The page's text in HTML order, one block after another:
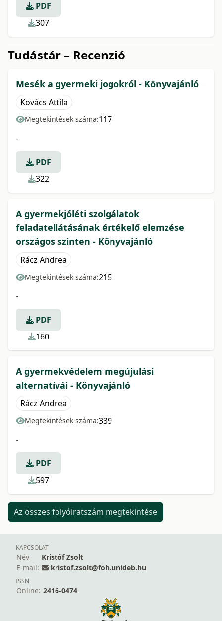
PDF
307
Tudástár – Recenzió
Mesék a gyermeki jogokról - Könyvajánló
Kovács Attila
Megtekintések száma:117
-
PDF
322
A gyermekjóléti szolgálatok
feladatellátásának értékelő elemzése
országos szinten - Könyvajánló
Rácz Andrea
Megtekintések száma:215
-
PDF
160
A gyermekvédelem megújulási
alternatívái - Könyvajánló
Rácz Andrea
Megtekintések száma:339
-
PDF
597
Az összes folyóiratszám megtekintése
KAPCSOLAT
Név
Kristóf Zsolt
E-mail:
kristof.zsolt@foh.unideb.hu
ISSN
Online: 2416-0474